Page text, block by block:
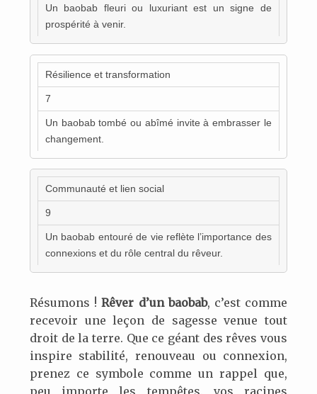
Un baobab fleuri ou luxuriant est un signe de
prospérité à venir.
Résilience et transformation
7
Un baobab tombé ou abîmé invite à embrasser le
changement.
Communauté et lien social
9
Un baobab entouré de vie reflète l’importance des
connexions et du rôle central du rêveur.
Résumons !Rêver d’un baobab, c’est comme
recevoir une leçon de sagesse venue tout
droit de la terre. Que ce géant des rêves vous
inspire stabilité, renouveau ou connexion,
prenez ce symbole comme un rappel que,